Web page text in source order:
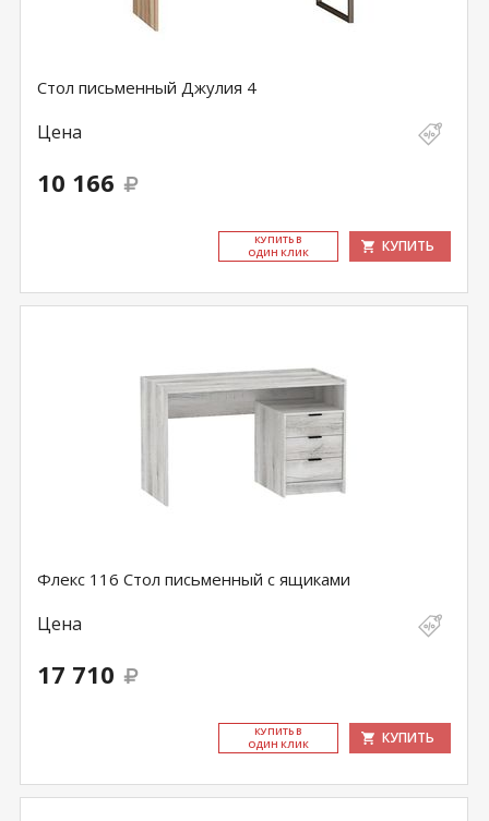
Стол письменный Джулия 4
Цена
10 166
КУ­ПИТЬ В
ОДИН КЛИК
КУПИТЬ
Флекс 116 Стол письменный с ящиками
Цена
17 710
КУ­ПИТЬ В
ОДИН КЛИК
КУПИТЬ